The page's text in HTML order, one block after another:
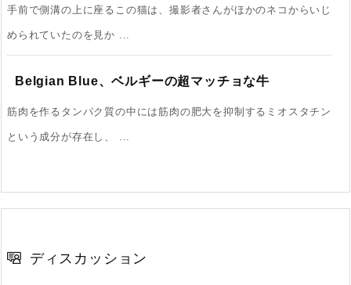
手前で側溝の上に座るこの猫は、撮影者さんがほかのネコからいじ
められていたのを見か ...
Belgian Blue、ベルギーの超マッチョな牛
筋肉を作るタンパク質の中には筋肉の肥大を抑制するミオスタチン
という成分が存在し、 ...
ディスカッション